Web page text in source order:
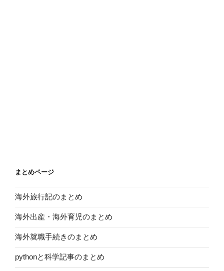
まとめページ
海外旅行記のまとめ
海外出産・海外育児のまとめ
海外就職手続きのまとめ
pythonと科学記事のまとめ